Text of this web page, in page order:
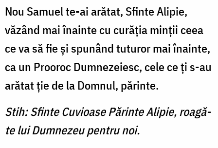
Nou Samuel te-ai arătat, Sfinte Alipie,
văzând mai înainte cu curăţia minţii ceea
ce va să fie şi spunând tuturor mai înainte,
ca un Prooroc Dumnezeiesc, cele ce ţi s-au
arătat ţie de la Domnul, părinte.
Stih: Sfinte Cuvioase Părinte Alipie, roagă-
te lui Dumnezeu pentru noi.